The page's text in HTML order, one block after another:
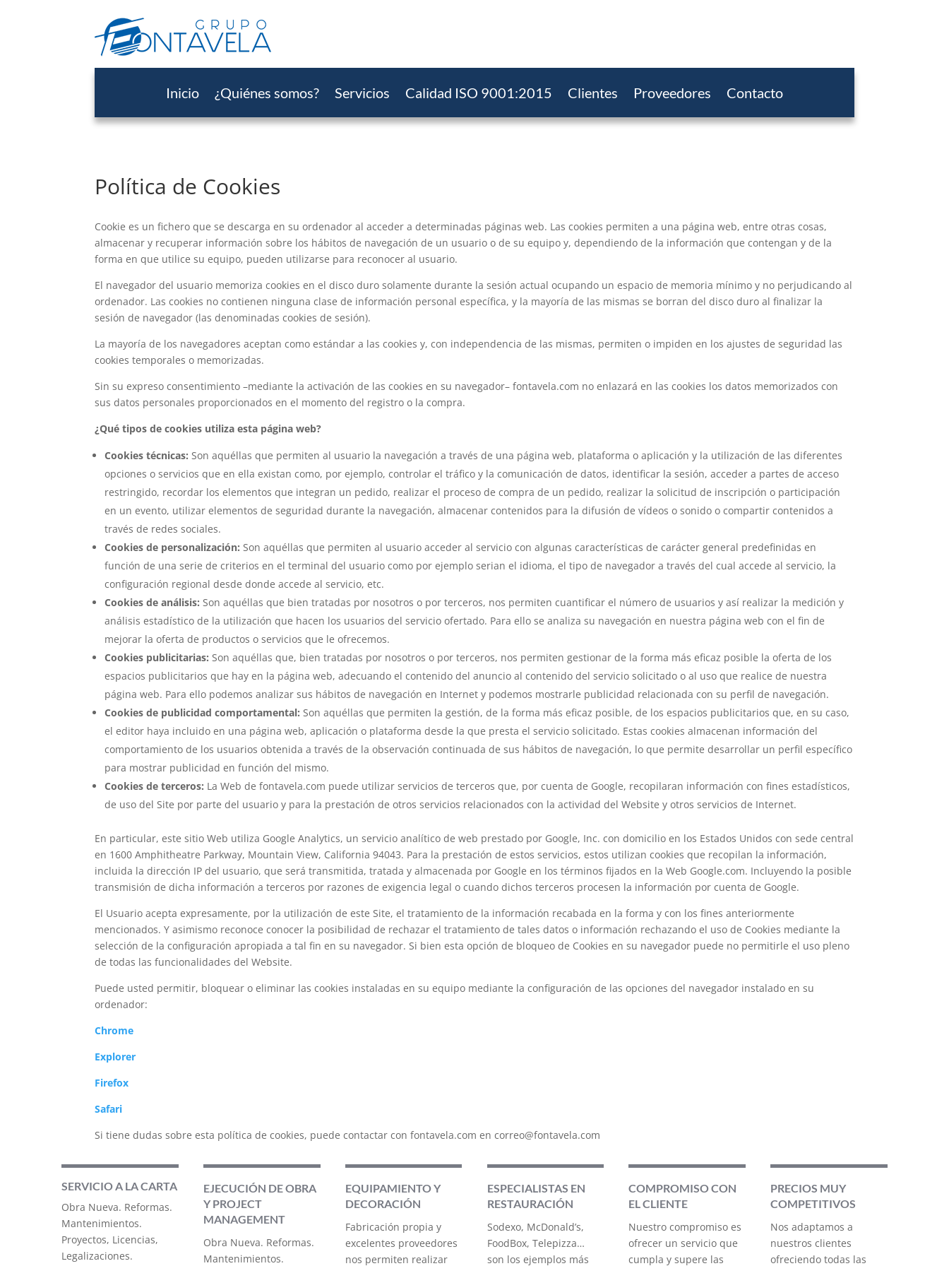
Inicio ¿Quiénes somos? Servicios Calidad ISO 9001:2015 Clientes Proveedores Contacto
Política de Cookies
Cookie es un fichero que se descarga en su ordenador al acceder a determinadas páginas web. Las cookies permiten a una página web, entre otras cosas,
almacenar y recuperar información sobre los hábitos de navegación de un usuario o de su equipo y, dependiendo de la información que contengan y de la
forma en que utilice su equipo, pueden utilizarse para reconocer al usuario.
El navegador del usuario memoriza cookies en el disco duro solamente durante la sesión actual ocupando un espacio de memoria mínimo y no perjudicando al
ordenador. Las cookies no contienen ninguna clase de información personal específica, y la mayoría de las mismas se borran del disco duro al finalizar la
sesión de navegador (las denominadas cookies de sesión).
La mayoría de los navegadores aceptan como estándar a las cookies y, con independencia de las mismas, permiten o impiden en los ajustes de seguridad las
cookies temporales o memorizadas.
Sin su expreso consentimiento –mediante la activación de las cookies en su navegador– fontavela.com no enlazará en las cookies los datos memorizados con
sus datos personales proporcionados en el momento del registro o la compra.
¿Qué tipos de cookies utiliza esta página web?
Cookies técnicas: Son aquéllas que permiten al usuario la navegación a través de una página web, plataforma o aplicación y la utilización de las diferentes
opciones o servicios que en ella existan como, por ejemplo, controlar el tráfico y la comunicación de datos, identificar la sesión, acceder a partes de acceso
restringido, recordar los elementos que integran un pedido, realizar el proceso de compra de un pedido, realizar la solicitud de inscripción o participación
en un evento, utilizar elementos de seguridad durante la navegación, almacenar contenidos para la difusión de vídeos o sonido o compartir contenidos a
través de redes sociales.
Cookies de personalización: Son aquéllas que permiten al usuario acceder al servicio con algunas características de carácter general predefinidas en
función de una serie de criterios en el terminal del usuario como por ejemplo serian el idioma, el tipo de navegador a través del cual accede al servicio, la
configuración regional desde donde accede al servicio, etc.
Cookies de análisis: Son aquéllas que bien tratadas por nosotros o por terceros, nos permiten cuantificar el número de usuarios y así realizar la medición y
análisis estadístico de la utilización que hacen los usuarios del servicio ofertado. Para ello se analiza su navegación en nuestra página web con el fin de
mejorar la oferta de productos o servicios que le ofrecemos.
Cookies publicitarias: Son aquéllas que, bien tratadas por nosotros o por terceros, nos permiten gestionar de la forma más eficaz posible la oferta de los
espacios publicitarios que hay en la página web, adecuando el contenido del anuncio al contenido del servicio solicitado o al uso que realice de nuestra
página web. Para ello podemos analizar sus hábitos de navegación en Internet y podemos mostrarle publicidad relacionada con su perfil de navegación.
Cookies de publicidad comportamental: Son aquéllas que permiten la gestión, de la forma más eficaz posible, de los espacios publicitarios que, en su caso,
el editor haya incluido en una página web, aplicación o plataforma desde la que presta el servicio solicitado. Estas cookies almacenan información del
comportamiento de los usuarios obtenida a través de la observación continuada de sus hábitos de navegación, lo que permite desarrollar un perfil específico
para mostrar publicidad en función del mismo.
Cookies de terceros: La Web de fontavela.com puede utilizar servicios de terceros que, por cuenta de Google, recopilaran información con fines estadísticos,
de uso del Site por parte del usuario y para la prestación de otros servicios relacionados con la actividad del Website y otros servicios de Internet.
En particular, este sitio Web utiliza Google Analytics, un servicio analítico de web prestado por Google, Inc. con domicilio en los Estados Unidos con sede central
en 1600 Amphitheatre Parkway, Mountain View, California 94043. Para la prestación de estos servicios, estos utilizan cookies que recopilan la información,
incluida la dirección IP del usuario, que será transmitida, tratada y almacenada por Google en los términos fijados en la Web Google.com. Incluyendo la posible
transmisión de dicha información a terceros por razones de exigencia legal o cuando dichos terceros procesen la información por cuenta de Google.
El Usuario acepta expresamente, por la utilización de este Site, el tratamiento de la información recabada en la forma y con los fines anteriormente
mencionados. Y asimismo reconoce conocer la posibilidad de rechazar el tratamiento de tales datos o información rechazando el uso de Cookies mediante la
selección de la configuración apropiada a tal fin en su navegador. Si bien esta opción de bloqueo de Cookies en su navegador puede no permitirle el uso pleno
de todas las funcionalidades del Website.
Puede usted permitir, bloquear o eliminar las cookies instaladas en su equipo mediante la configuración de las opciones del navegador instalado en su
ordenador:
Chrome
Explorer
Firefox
Safari
Si tiene dudas sobre esta política de cookies, puede contactar con fontavela.com en correo@fontavela.com
SERVICIO A LA CARTA
Obra Nueva. Reformas.
Mantenimientos.
Proyectos, Licencias,
Legalizaciones.
EJECUCIÓN DE OBRA
Y PROJECT
MANAGEMENT
Obra Nueva. Reformas.
Mantenimientos.
EQUIPAMIENTO Y
DECORACIÓN
Fabricación propia y
excelentes proveedores
nos permiten realizar
ESPECIALISTAS EN
RESTAURACIÓN
Sodexo, McDonald’s,
FoodBox, Telepizza…
son los ejemplos más
COMPROMISO CON
EL CLIENTE
Nuestro compromiso es
ofrecer un servicio que
cumpla y supere las
PRECIOS MUY
COMPETITIVOS
Nos adaptamos a
nuestros clientes
ofreciendo todas las